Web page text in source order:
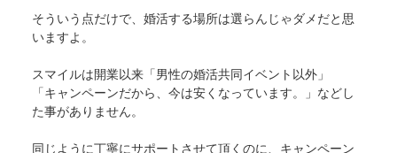
そういう点だけで、婚活する場所は選らんじゃダメだと思
いますよ。
スマイルは開業以来「男性の婚活共同イベント以外」
「キャンペーンだから、今は安くなっています。」などし
た事がありません。
同じように丁寧にサポートさせて頂くのに、キャンペーン